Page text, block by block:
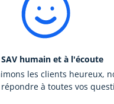
humain et à l'écoute
les clients heureux,
à toutes vos